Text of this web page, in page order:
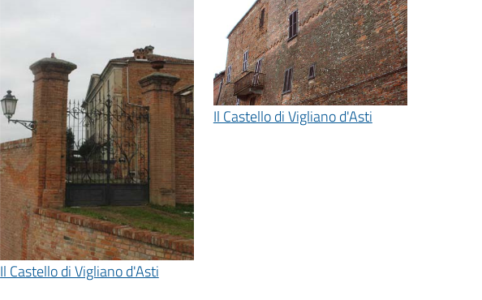
Il Castello di Vigliano d'Asti
Il Castello di Vigliano d'Asti